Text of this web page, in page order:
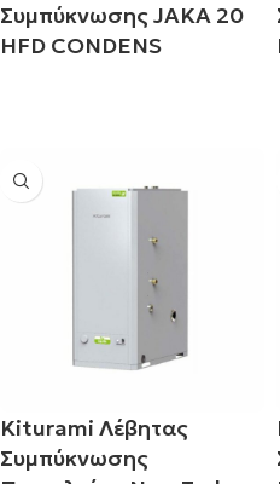
Συμπύκνωσης JAKA 20
HFD CONDENS
Kiturami Λέβητας
Συμπύκνωσης